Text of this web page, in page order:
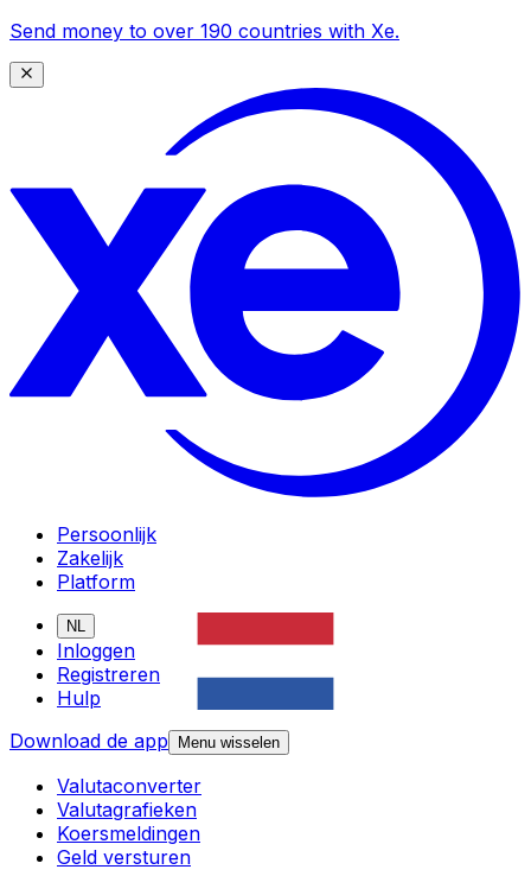
Send money to over 190 countries with Xe.
Persoonlijk
Zakelijk
Platform
NL
Inloggen
Registreren
Hulp
Download de app
Menu wisselen
Valutaconverter
Valutagrafieken
Koersmeldingen
Geld versturen